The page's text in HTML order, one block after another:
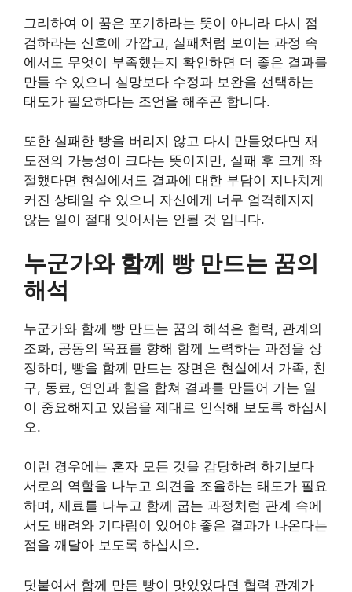
그리하여 이 꿈은 포기하라는 뜻이 아니라 다시 점
검하라는 신호에 가깝고, 실패처럼 보이는 과정 속
에서도 무엇이 부족했는지 확인하면 더 좋은 결과를
만들 수 있으니 실망보다 수정과 보완을 선택하는
태도가 필요하다는 조언을 해주곤 합니다.
또한 실패한 빵을 버리지 않고 다시 만들었다면 재
도전의 가능성이 크다는 뜻이지만, 실패 후 크게 좌
절했다면 현실에서도 결과에 대한 부담이 지나치게
커진 상태일 수 있으니 자신에게 너무 엄격해지지
않는 일이 절대 잊어서는 안될 것 입니다.
누군가와 함께 빵 만드는 꿈의
해석
누군가와 함께 빵 만드는 꿈의 해석은 협력, 관계의
조화, 공동의 목표를 향해 함께 노력하는 과정을 상
징하며, 빵을 함께 만드는 장면은 현실에서 가족, 친
구, 동료, 연인과 힘을 합쳐 결과를 만들어 가는 일
이 중요해지고 있음을 제대로 인식해 보도록 하십시
오.
이런 경우에는 혼자 모든 것을 감당하려 하기보다
서로의 역할을 나누고 의견을 조율하는 태도가 필요
하며, 재료를 나누고 함께 굽는 과정처럼 관계 속에
서도 배려와 기다림이 있어야 좋은 결과가 나온다는
점을 깨달아 보도록 하십시오.
덧붙여서 함께 만든 빵이 맛있었다면 협력 관계가